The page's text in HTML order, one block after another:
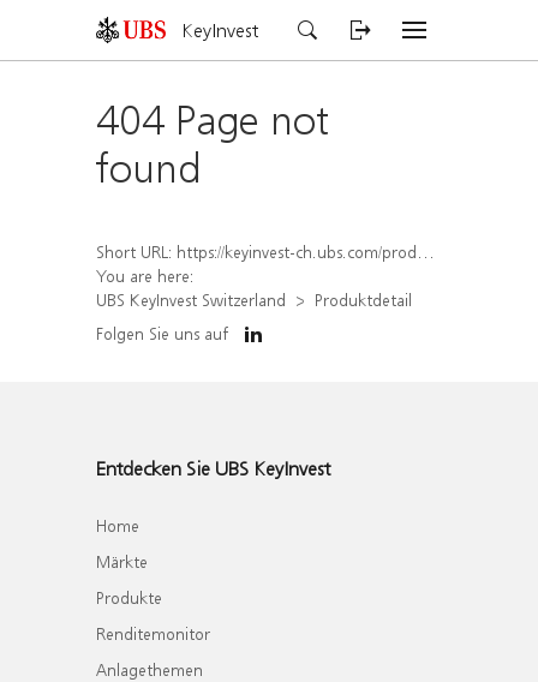
KeyInvest
404 Page not
found
Short URL: https://keyinvest-ch.ubs.com/produkt/detail/index/isin/CH1569451698
You are here:
UBS KeyInvest Switzerland
Produktdetail
Folgen Sie uns auf
Entdecken Sie UBS KeyInvest
Home
Märkte
Produkte
Renditemonitor
Anlagethemen